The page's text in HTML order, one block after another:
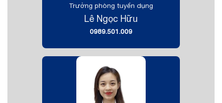
Trưởng phòng tuyển dụng
Lê Ngọc Hữu
0989.501.009